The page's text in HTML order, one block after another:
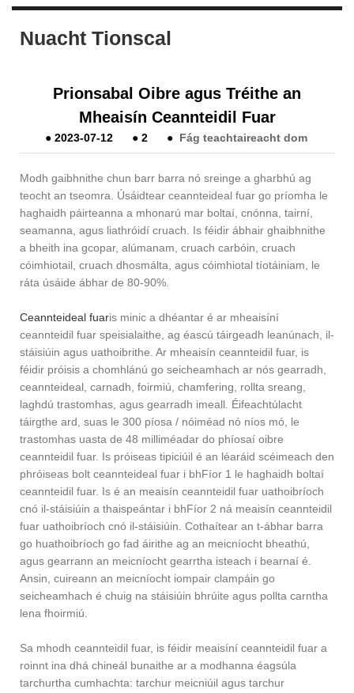
Nuacht Tionscal
Prionsabal Oibre agus Tréithe an
Mheaisín Ceannteidil Fuar
●2023-07-12 ●2 ● Fág teachtaireacht dom
Modh gaibhnithe chun barr barra nó sreinge a gharbhú ag
teocht an tseomra. Úsáidtear ceannteideal fuar go príomha le
haghaidh páirteanna a mhonarú mar boltaí, cnónna, tairní,
seamanna, agus liathróidí cruach. Is féidir ábhair ghaibhnithe
a bheith ina gcopar, alúmanam, cruach carbóin, cruach
cóimhiotail, cruach dhosmálta, agus cóimhiotal tíotáiniam, le
ráta úsáide ábhar de 80-90%.
Ceannteideal fuaris minic a dhéantar é ar mheaisíní
ceannteidil fuar speisialaithe, ag éascú táirgeadh leanúnach, il-
stáisiúin agus uathoibrithe. Ar mheaisín ceannteidil fuar, is
féidir próisis a chomhlánú go seicheamhach ar nós gearradh,
ceannteideal, carnadh, foirmiú, chamfering, rollta sreang,
laghdú trastomhas, agus gearradh imeall. Éifeachtúlacht
táirgthe ard, suas le 300 píosa / nóiméad nó níos mó, le
trastomhas uasta de 48 milliméadar do phíosaí oibre
ceannteidil fuar. Is próiseas tipiciúil é an léaráid scéimeach den
phróiseas bolt ceannteideal fuar i bhFíor 1 le haghaidh boltaí
ceannteidil fuar. Is é an meaisín ceannteidil fuar uathoibríoch
cnó il-stáisiúin a thaispeántar i bhFíor 2 ná meaisín ceannteidil
fuar uathoibríoch cnó il-stáisiúin. Cothaítear an t-ábhar barra
go huathoibríoch go fad áirithe ag an meicníocht bheathú,
agus gearrann an meicníocht gearrtha isteach i bearnaí é.
Ansin, cuireann an meicníocht iompair clampáin go
seicheamhach é chuig na stáisiúin bhrúite agus pollta carntha
lena fhoirmiú.
Sa mhodh ceannteidil fuar, is féidir meaisíní ceannteidil fuar a
roinnt ina dhá chineál bunaithe ar a modhanna éagsúla
tarchurtha cumhachta: tarchur meicniúil agus tarchur